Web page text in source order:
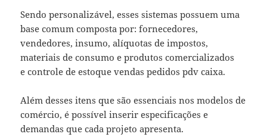
Sendo personalizável, esses sistemas possuem uma
base comum composta por: fornecedores,
vendedores, insumo, alíquotas de impostos,
materiais de consumo e produtos comercializados
e controle de estoque vendas pedidos pdv caixa.
Além desses itens que são essenciais nos modelos de
comércio, é possível inserir especificações e
demandas que cada projeto apresenta.